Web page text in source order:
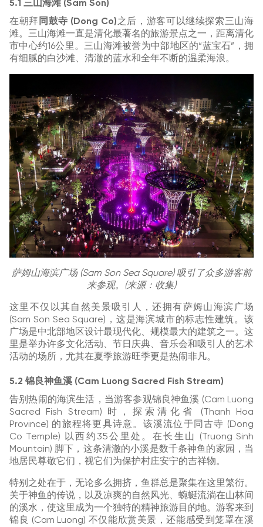
5.1 三山海滩 (Sam Son)
在朝拜 同鼓寺 (Dong Co)之后，游客可以继续探索三山海
滩。三山海滩一直是清化最著名的旅游景点之一，距离清化
市中心约16公里。三山海滩被誉为中部地区的“蓝宝石”，拥
有细腻的白沙滩、清澈的蓝水和全年不断的温柔海浪。
萨姆山海滨广场 (Sam Son Sea Square) 吸引了众多游客前
来参观。(来源：收集)
这里不仅以其自然美景吸引人，还拥有萨姆山海滨广场
(Sam Son Sea Square)，这是海滨城市的标志性建筑。该
广场是中北部地区设计最现代化、规模最大的建筑之一。这
里是举办许多文化活动、节日庆典、音乐会和吸引人的艺术
活动的场所，尤其在夏季旅游旺季更是热闹非凡。
5.2 锦良神鱼溪 (Cam Luong Sacred Fish Stream)
告别热闹的海滨生活，当游客参观锦良神鱼溪 (Cam Luong
Sacred Fish Stream) 时，探索清化省 (Thanh Hoa
Province) 的旅程将更具诗意。该溪流位于同古寺 (Dong
Co Temple) 以西约35公里处。在长生山 (Truong Sinh
Mountain) 脚下，这条清澈的小溪是数千条神鱼的家园，当
地居民尊敬它们，视它们为保护村庄安宁的吉祥物。
特别之处在于，无论多么拥挤，鱼群总是聚集在这里繁衍。
关于神鱼的传说，以及凉爽的自然风光、蜿蜒流淌在山林间
的溪水，使这里成为一个独特的精神旅游目的地。游客来到
锦良 (Cam Luong) 不仅能欣赏美景，还能感受到笼罩在溪